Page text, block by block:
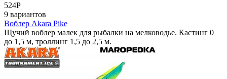
524Р
9 вариантов
Воблер Akara Pike
Щучий воблер малек для рыбалки на мелководье. Кастинг 0
до 1,5 м, троллинг 1,5 до 2,5 м.